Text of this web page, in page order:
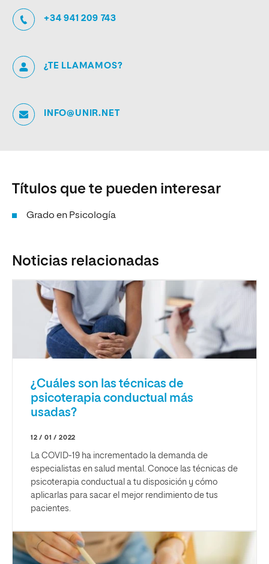
+34 941 209 743
¿TE LLAMAMOS?
INFO@UNIR.NET
Títulos que te pueden interesar
Grado en Psicología
Noticias relacionadas
¿Cuáles son las técnicas de
psicoterapia conductual más
usadas?
12 / 01 / 2022
La COVID-19 ha incrementado la demanda de
especialistas en salud mental. Conoce las técnicas de
psicoterapia conductual a tu disposición y cómo
aplicarlas para sacar el mejor rendimiento de tus
pacientes.